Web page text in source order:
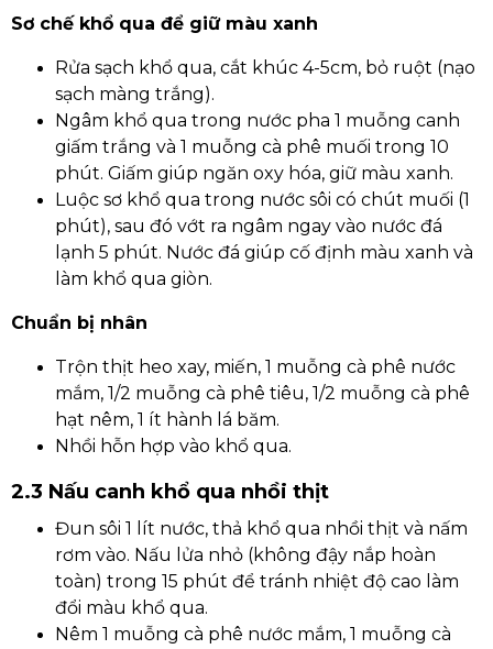
Sơ chế khổ qua để giữ màu xanh
Rửa sạch khổ qua, cắt khúc 4-5cm, bỏ ruột (nạo
sạch màng trắng).
Ngâm khổ qua trong nước pha 1 muỗng canh
giấm trắng và 1 muỗng cà phê muối trong 10
phút. Giấm giúp ngăn oxy hóa, giữ màu xanh.
Luộc sơ khổ qua trong nước sôi có chút muối (1
phút), sau đó vớt ra ngâm ngay vào nước đá
lạnh 5 phút. Nước đá giúp cố định màu xanh và
làm khổ qua giòn.
Chuẩn bị nhân
Trộn thịt heo xay, miến, 1 muỗng cà phê nước
mắm, 1/2 muỗng cà phê tiêu, 1/2 muỗng cà phê
hạt nêm, 1 ít hành lá băm.
Nhồi hỗn hợp vào khổ qua.
2.3 Nấu canh khổ qua nhồi thịt
Đun sôi 1 lít nước, thả khổ qua nhồi thịt và nấm
rơm vào. Nấu lửa nhỏ (không đậy nắp hoàn
toàn) trong 15 phút để tránh nhiệt độ cao làm
đổi màu khổ qua.
Nêm 1 muỗng cà phê nước mắm, 1 muỗng cà